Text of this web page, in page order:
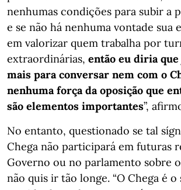
nenhumas condições para subir a
e se não há nenhuma vontade sua
em valorizar quem trabalha por
extraordinárias, então eu diria que
mais para conversar nem com o
nenhuma força da oposição que
são elementos importantes”,
No entanto, questionado se tal
Chega não participará em futuras
Governo ou no parlamento sobre
não quis ir tão longe. “O Chega é